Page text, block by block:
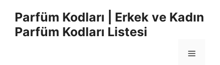
Parfüm Kodları | Erkek ve Kadın
Parfüm Kodları Listesi
Menü